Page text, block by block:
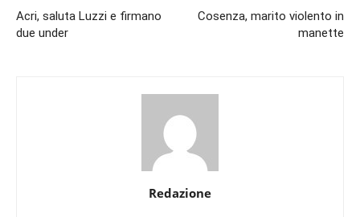
Acri, saluta Luzzi e firmano
due under
Cosenza, marito violento in
manette
Redazione